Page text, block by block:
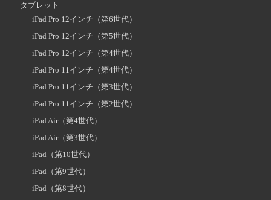
タブレット
iPad Pro 12インチ（第6世代）
iPad Pro 12インチ（第5世代）
iPad Pro 12インチ（第4世代）
iPad Pro 11インチ（第4世代）
iPad Pro 11インチ（第3世代）
iPad Pro 11インチ（第2世代）
iPad Air（第4世代）
iPad Air（第3世代）
iPad（第10世代）
iPad（第9世代）
iPad（第8世代）